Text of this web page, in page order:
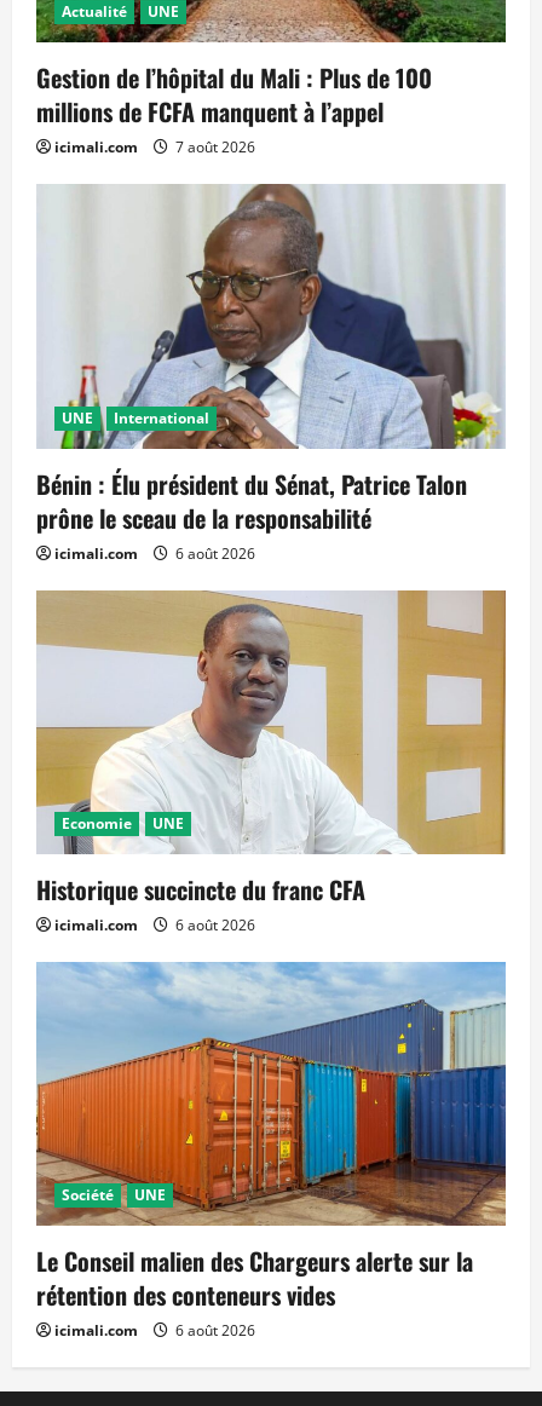
Actualité UNE
Gestion de l’hôpital du Mali : Plus de 100
millions de FCFA manquent à l’appel
icimali.com 7 août 2026
UNE International
Bénin : Élu président du Sénat, Patrice Talon
prône le sceau de la responsabilité
icimali.com 6 août 2026
Economie UNE
Historique succincte du franc CFA
icimali.com 6 août 2026
Société UNE
Le Conseil malien des Chargeurs alerte sur la
rétention des conteneurs vides
icimali.com 6 août 2026